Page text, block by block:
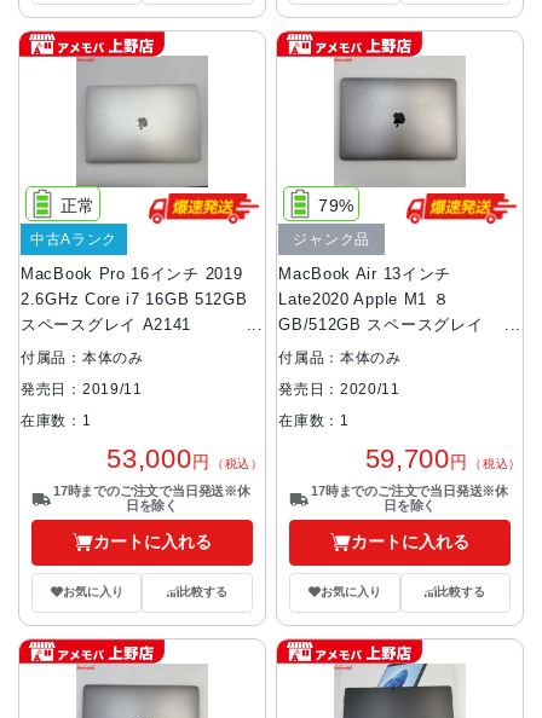
MacBook Pro 16インチ 2019
2.6GHz Core i7 16GB 512GB
スペースグレイ A2141
16GB/512GB
正常
中古Aランク
付属品：本体のみ
発売日：2019/11
在庫数：1
53,000円 （税込）
17時までのご注文で当日発送※休
日を除く
カートに入れる
お気に入り 比較する
MacBook Air 13インチ
Late2020 Apple M1 ８
GB/512GB スペースグレイ
A2337 ジャンク品
79%
ジャンク品
付属品：本体のみ
発売日：2020/11
在庫数：1
59,700円 （税込）
17時までのご注文で当日発送※休
日を除く
カートに入れる
お気に入り 比較する